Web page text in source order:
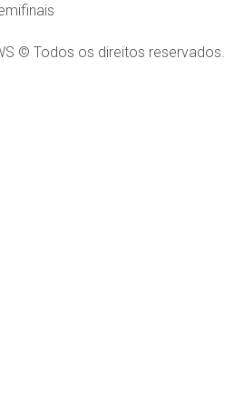
© Todos os direitos reservados.